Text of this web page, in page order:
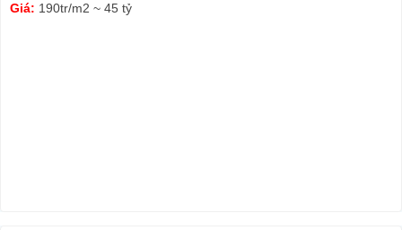
Giá: 190tr/m2 ~ 45 tỷ